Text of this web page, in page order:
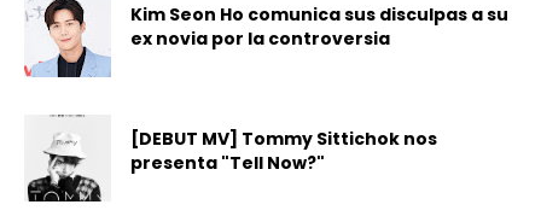
Kim Seon Ho comunica sus disculpas a su
ex novia por la controversia
[DEBUT MV] Tommy Sittichok nos
presenta "Tell Now?"